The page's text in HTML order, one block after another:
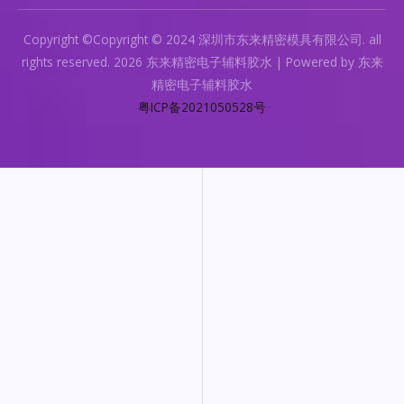
Copyright ©Copyright © 2024 深圳市东来精密模具有限公司. all
rights reserved. 2026 东来精密电子辅料胶水 | Powered by 东来
精密电子辅料胶水
粤ICP备2021050528号